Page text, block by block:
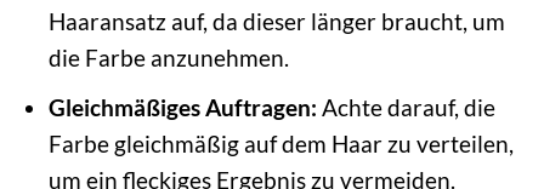
Haaransatz auf, da dieser länger braucht, um
die Farbe anzunehmen.
Gleichmäßiges Auftragen: Achte darauf, die
Farbe gleichmäßig auf dem Haar zu verteilen,
um ein fleckiges Ergebnis zu vermeiden.